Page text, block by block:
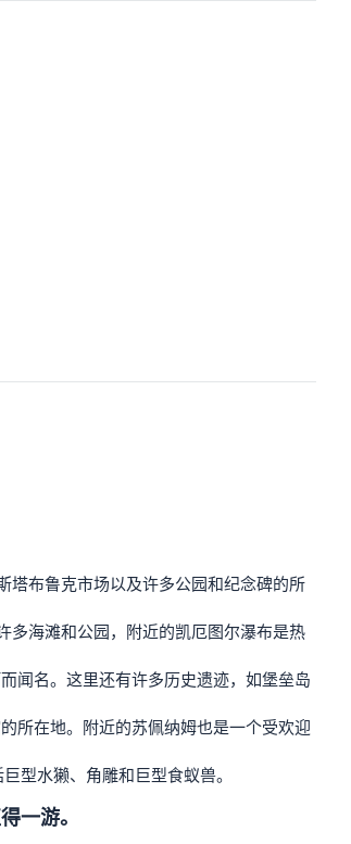
塔布鲁克市场以及许多公园和纪念碑的所
多海滩和公园，附近的凯厄图尔瀑布是热
闻名。这里还有许多历史遗迹，如堡垒岛
所在地。附近的苏佩纳姆也是一个受欢迎
型水獭、角雕和巨型食蚁兽。
一游。